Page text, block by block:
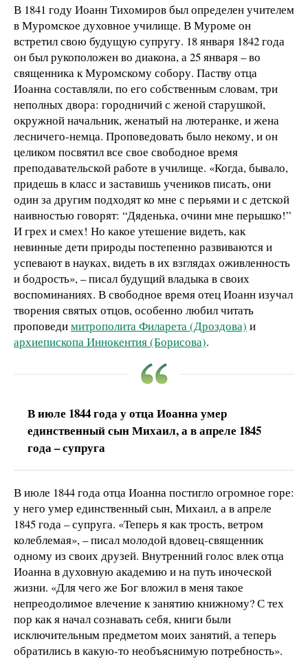
В 1841 году Иоанн Тихомиров был определен учителем
в Муромское духовное училище. В Муроме он
встретил свою будущую супругу. 18 января 1842 года
он был рукоположен во диакона, а 25 января – во
священника к Муромскому собору. Паству отца
Иоанна составляли, по его собственным словам, три
неполных двора: городничий с женой старушкой,
окружной начальник, женатый на лютеранке, и жена
лесничего-немца. Проповедовать было некому, и он
целиком посвятил все свое свободное время
преподавательской работе в училище. «Когда, бывало,
придешь в класс и заставишь учеников писать, они
один за другим подходят ко мне с перьями и с детской
наивностью говорят: “Дяденька, очини мне перышко!”
И грех и смех! Но какое утешение видеть, как
невинные дети природы постепенно развиваются и
успевают в науках, видеть в их взглядах оживленность
и бодрость», – писал будущий владыка в своих
воспоминаниях. В свободное время отец Иоанн изучал
творения святых отцов, особенно любил читать
проповедимитрополита Филарета (Дроздова) и
архиепископа Иннокентия (Борисова).
В июле 1844 года у отца Иоанна умер
единственный сын Михаил, а в апреле 1845
года – супруга
В июле 1844 года отца Иоанна постигло огромное горе:
у него умер единственный сын, Михаил, а в апреле
1845 года – супруга. «Теперь я как трость, ветром
колеблемая», – писал молодой вдовец-священник
одному из своих друзей. Внутренний голос влек отца
Иоанна в духовную академию и на путь иноческой
жизни. «Для чего же Бог вложил в меня такое
непреодолимое влечение к занятию книжному? С тех
пор как я начал сознавать себя, книги были
исключительным предметом моих занятий, а теперь
обратились в какую-то необъяснимую потребность».